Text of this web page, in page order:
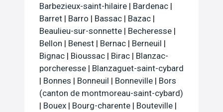
Barbezieux-saint-hilaire | Bardenac |
Barret | Barro | Bassac | Bazac |
Beaulieu-sur-sonnette | Becheresse |
Bellon | Benest | Bernac | Berneuil |
Bignac | Bioussac | Birac | Blanzac-
porcheresse | Blanzaguet-saint-cybard
| Bonnes | Bonneuil | Bonneville | Bors
(canton de montmoreau-saint-cybard)
| Bouex | Bourg-charente | Bouteville |